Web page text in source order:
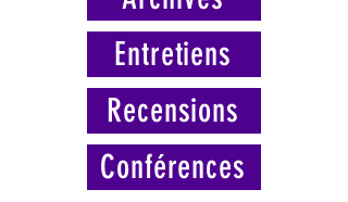
Entretiens
Recensions
Conférences